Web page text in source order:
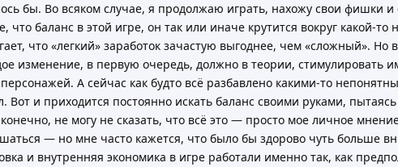
бы. Во всяком случае, я продолжаю играть, нахожу свои фишки и
что баланс в этой игре, он так или иначе крутится вокруг какой-
что «легкий» заработок зачастую выгоднее, чем «сложный». Но
изменение, в первую очередь, должно в теории, стимулировать
А сейчас как будто всё разбавлено какими-то
Вот и приходится постоянно искать баланс своими руками,
не могу не сказать, что всё это — просто мое личное
— но мне часто кажется, что было бы здорово чуть больше
и внутренняя экономика в игре работали именно так, как